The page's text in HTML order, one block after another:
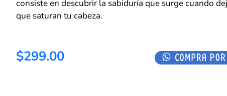
consiste en descubrir la sabiduría que surge cuando
que saturan tu cabeza.
$299.00